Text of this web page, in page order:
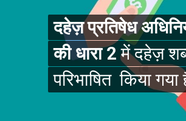
दहेज़ प्रतिषेध
की धारा 2में दहेज़
परिभाषित किया गया
दहेज़ प्रतिषेध
की धारा 2में दहेज़
परिभाषित किया गया